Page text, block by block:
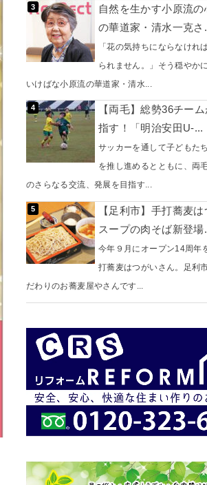
自然を生かす小原流
の華道家・清水一克さ
「花の気持ちにならなけれ
られません。」そう穏やか
いけばな小原流の華道家・清水...
【両毛】総勢36チーム
指す！「明治安田U-...
サッカーを通して子どもた
を推し進めるとともに、両
のさらなる交流、発展を目指す...
【足利市】手打蕎麦
スープの肉そば新登場
今年９月にオープン14周年
打蕎麦はつがいさん。足利
だわりのお蕎麦屋やさんです...